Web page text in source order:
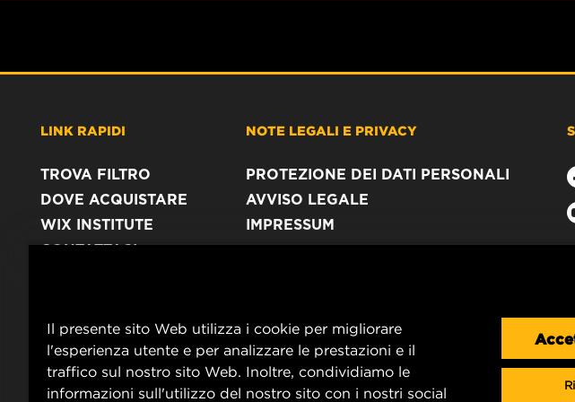
LINK RAPIDI
TROVA FILTRO
DOVE ACQUISTARE
WIX INSTITUTE
CONTATTACI
NOTE LEGALI E PRIVACY
PROTEZIONE DEI DATI PERSONALI
AVVISO LEGALE
IMPRESSUM
Il presente sito Web utilizza i cookie per migliorare
l'esperienza utente e per analizzare le prestazioni e il
traffico sul nostro sito Web. Inoltre, condividiamo le
informazioni sull'utilizzo del nostro sito con i nostri social